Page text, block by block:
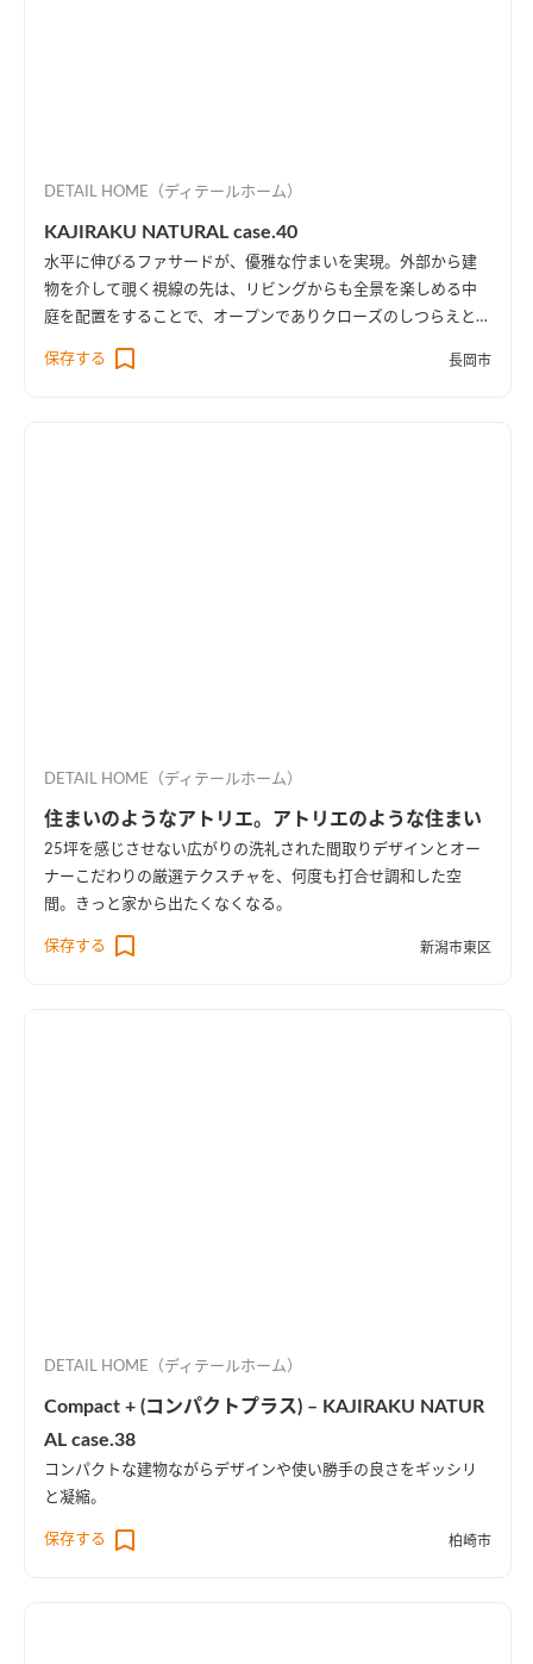
DETAIL HOME（ディテールホーム）
KAJIRAKU NATURAL case.40
水平に伸びるファサードが、優雅な佇まいを実現。外部から建
物を介して覗く視線の先は、リビングからも全景を楽しめる中
庭を配置をすることで、オープンでありクローズのしつらえとし
保存する
長岡市
DETAIL HOME（ディテールホーム）
住まいのようなアトリエ。アトリエのような住まい
25坪を感じさせない広がりの洗礼された間取りデザインとオー
ナーこだわりの厳選テクスチャを、何度も打合せ調和した空
間。きっと家から出たくなくなる。
保存する 新潟市東区
DETAIL HOME（ディテールホーム）
Compact + (コンパクトプラス) – KAJIRAKU NATUR
AL case.38
コンパクトな建物ながらデザインや使い勝手の良さをギッシリ
と凝縮。
保存する 柏崎市